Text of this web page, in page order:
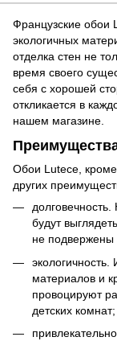
Французские обои
экологичных
отделка стен не
время своего
себя с хорошей
откликается в
нашем магазине.
Обои Lutece,
других
будут
не подвержены
материалов и
провоцируют
детских комнат;